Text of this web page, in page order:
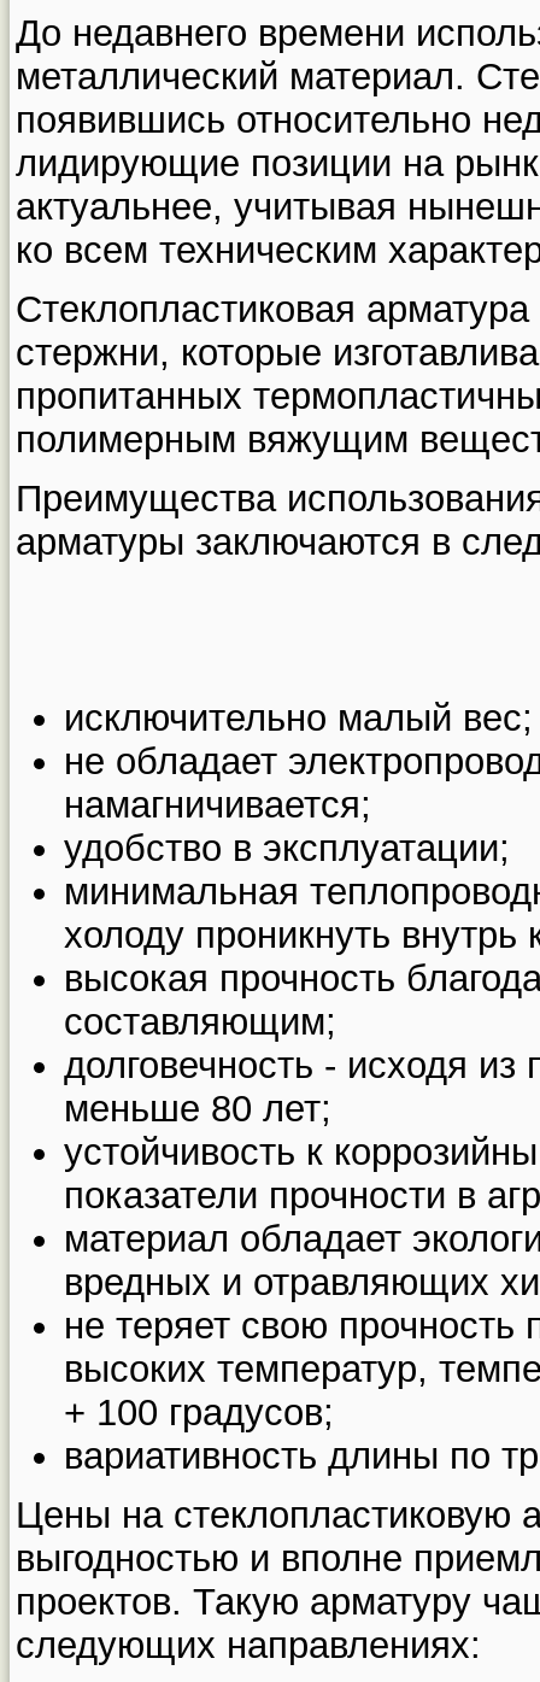
До недавнего времени
металлический материал.
появившись относительно
лидирующие позиции на
актуальнее, учитывая
ко всем техническим
Стеклопластиковая
стержни, которые
пропитанных
полимерным вяжущим
Преимущества
арматуры заключаются в
исключительно малый вес;
не обладает
намагничивается;
удобство в эксплуатации;
минимальная
холоду проникнуть внутрь
высокая прочность
составляющим;
долговечность - исходя из
меньше 80 лет;
устойчивость к
показатели прочности в
материал обладает
вредных и отравляющих
не теряет свою прочность
высоких температур,
+ 100 градусов;
вариативность длины по
Цены на стеклопластиковую
выгодностью и вполне
проектов. Такую арматуру
следующих направлениях: